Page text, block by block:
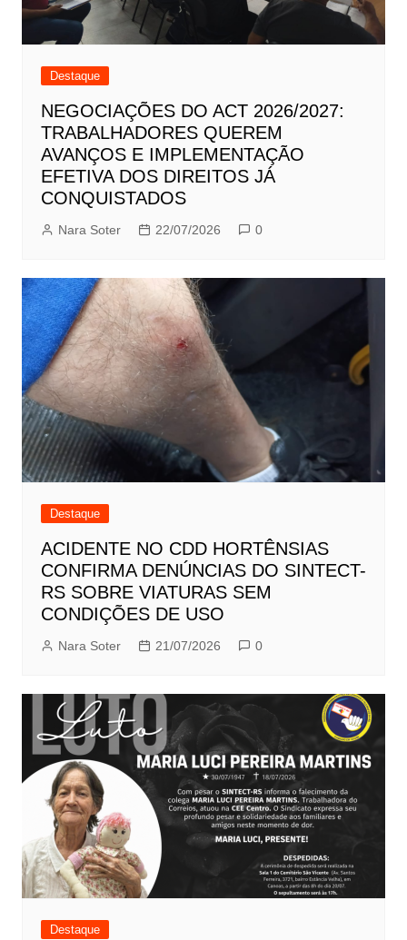
Destaque
NEGOCIAÇÕES DO ACT 2026/2027:
TRABALHADORES QUEREM
AVANÇOS E IMPLEMENTAÇÃO
EFETIVA DOS DIREITOS JÁ
CONQUISTADOS
Nara Soter 22/07/2026 0
Destaque
ACIDENTE NO CDD HORTÊNSIAS
CONFIRMA DENÚNCIAS DO SINTECT-
RS SOBRE VIATURAS SEM
CONDIÇÕES DE USO
Nara Soter 21/07/2026 0
Destaque